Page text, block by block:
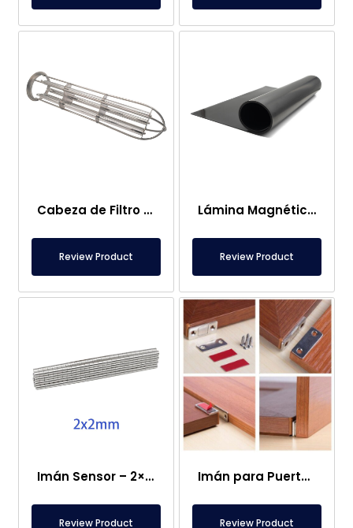
Cabeza de Filtro Magnético de Bolsa
Review Product
Lámina Magnética – Para Uso en el Suelo – Apto para Alimentos
Review Product
Imán Sensor – 2×2 mm
Review Product
Imán para Puerta de Caravana
Review Product